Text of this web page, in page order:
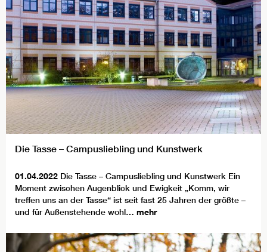
Die Tasse – Campusliebling und Kunstwerk
01.04.2022 Die Tasse – Campusliebling und Kunstwerk Ein
Moment zwischen Augenblick und Ewigkeit „Komm, wir
treffen uns an der Tasse“ ist seit fast 25 Jahren der größte –
und für Außenstehende wohl… mehr